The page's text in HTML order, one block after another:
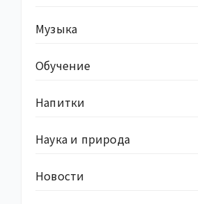
Музыка
Обучение
Напитки
Наука и природа
Новости